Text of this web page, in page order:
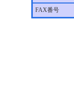
FAX番号